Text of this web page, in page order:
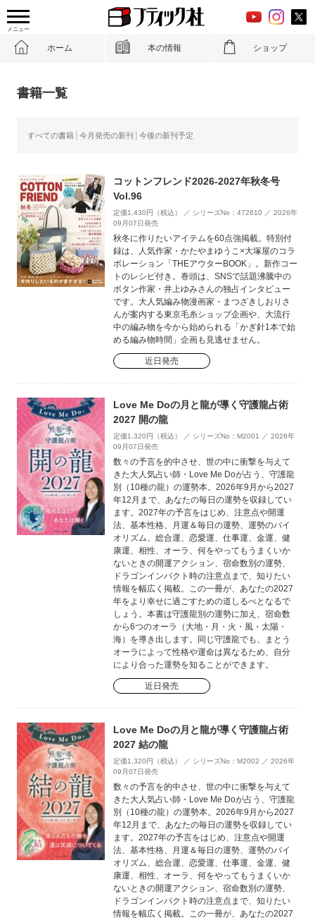
メニュー
ホーム 本の情報 ショップ
書籍一覧
すべての書籍 今月発売の新刊 今後の新刊予定
コットンフレンド2026-2027年秋冬号
Vol.96
定価1,430円（税込） ／ シリーズNo：472610 ／ 2026年
09月07日発売
秋冬に作りたいアイテムを60点強掲載。特別付
録は、人気作家・かたやまゆうこ×大塚屋のコラ
ボレーション「THEアウターBOOK」。新作コー
トのレシピ付き。巻頭は、SNSで話題沸騰中の
ボタン作家・井上ゆみさんの独占インタビュー
です。大人気編み物漫画家・まつざきしおりさ
んが案内する東京毛糸ショップ企画や、大流行
中の編み物を今から始められる「かぎ針1本で始
める編み物時間」企画も見逃せません。
近日発売
Love Me Doの月と龍が導く守護龍占術
2027 開の龍
定価1,320円（税込） ／ シリーズNo：M2001 ／ 2026年
09月07日発売
数々の予言を的中させ、世の中に衝撃を与えて
きた大人気占い師・Love Me Doが占う、守護龍
別（10種の龍）の運勢本。2026年9月から2027
年12月まで、あなたの毎日の運勢を収録してい
ます。2027年の予言をはじめ、注意点や開運
法、基本性格、月運＆毎日の運勢、運勢のバイ
オリズム、総合運、恋愛運、仕事運、金運、健
康運、相性、オーラ、何をやってもうまくいか
ないときの開運アクション、宿命数別の運勢、
ドラゴンインパクト時の注意点まで、知りたい
情報を幅広く掲載。この一冊が、あなたの2027
年をより幸せに過ごすための道しるべとなるで
しょう。本書は守護龍別の運勢に加え、宿命数
から6つのオーラ（大地・月・火・風・太陽・
海）を導き出します。同じ守護龍でも、まとう
オーラによって性格や運命は異なるため、自分
により合った運勢を知ることができます。
近日発売
Love Me Doの月と龍が導く守護龍占術
2027 結の龍
定価1,320円（税込） ／ シリーズNo：M2002 ／ 2026年
09月07日発売
数々の予言を的中させ、世の中に衝撃を与えて
きた大人気占い師・Love Me Doが占う、守護龍
別（10種の龍）の運勢本。2026年9月から2027
年12月まで、あなたの毎日の運勢を収録してい
ます。2027年の予言をはじめ、注意点や開運
法、基本性格、月運＆毎日の運勢、運勢のバイ
オリズム、総合運、恋愛運、仕事運、金運、健
康運、相性、オーラ、何をやってもうまくいか
ないときの開運アクション、宿命数別の運勢、
ドラゴンインパクト時の注意点まで、知りたい
情報を幅広く掲載。この一冊が、あなたの2027